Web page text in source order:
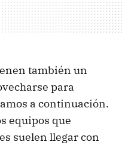
también un
para
a continuación.
equipos que
suelen llegar con